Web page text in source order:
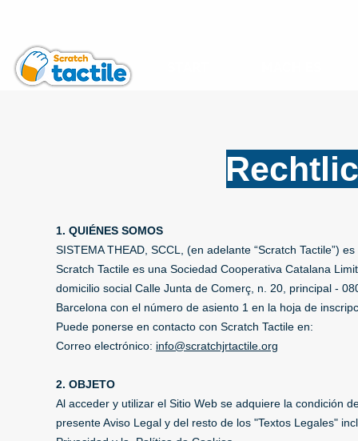
1. QUIÉNES SOMOS
SISTEMA THEAD, SCCL, (en adelante “Scratch Tactile”)
Scratch Tactile es una Sociedad Cooperativa Catalana
domicilio social Calle Junta de Comerç, n. 20, principal -
Barcelona con el número de asiento 1 en la hoja de
Puede ponerse en contacto con Scratch Tactile en:
Correo electrónico: info@scratchjrtactile.org
2. OBJETO
Al acceder y utilizar el Sitio Web se adquiere la condición
presente Aviso Legal y del resto de los "Textos Legales"